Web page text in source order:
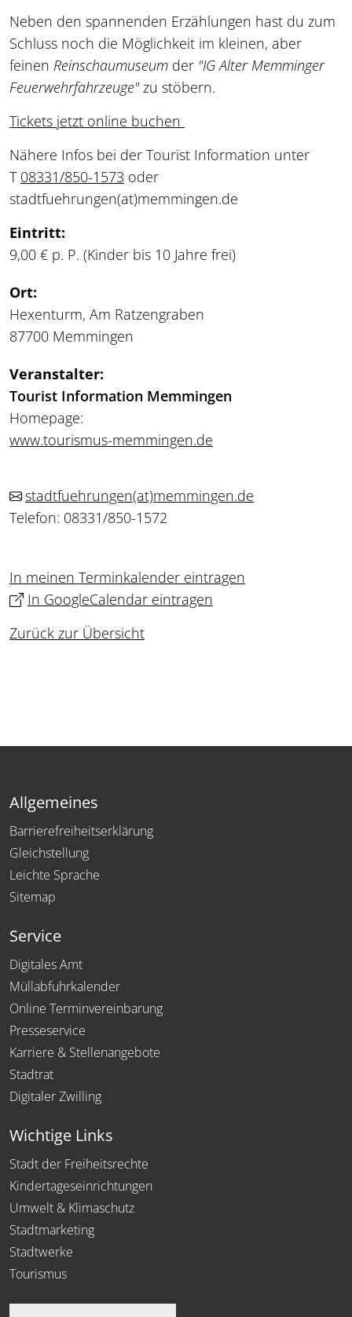
Neben den spannenden Erzählungen hast du zum
Schluss noch die Möglichkeit im kleinen, aber
feinen Reinschaumuseum der "IG Alter Memminger
Feuerwehrfahrzeuge"zu stöbern.
Tickets jetzt online buchen
Nähere Infos bei der Tourist Information unter
T 08331/850-1573 oder
stadtfuehrungen(at)memmingen.de
Eintritt:
9,00 € p. P. (Kinder bis 10 Jahre frei)
Ort:
Hexenturm, Am Ratzengraben
87700 Memmingen
Veranstalter:
Tourist Information Memmingen
Homepage:
www.tourismus-memmingen.de
stadtfuehrungen(at)memmingen.de
Telefon: 08331/850-1572
In meinen Terminkalender eintragen
In GoogleCalendar eintragen
Zurück zur Übersicht
Allgemeines
Barrierefreiheitserklärung
Gleichstellung
Leichte Sprache
Sitemap
Service
Digitales Amt
Müllabfuhrkalender
Online Terminvereinbarung
Presseservice
Karriere & Stellenangebote
Stadtrat
Digitaler Zwilling
Wichtige Links
Stadt der Freiheitsrechte
Kindertageseinrichtungen
Umwelt & Klimaschutz
Stadtmarketing
Stadtwerke
Tourismus